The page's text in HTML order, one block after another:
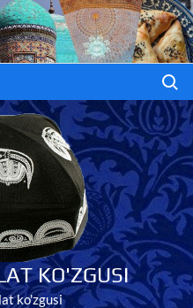
KO'ZGUSI
ko'zgusi